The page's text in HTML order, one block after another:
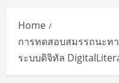
Home
การทดสอบสมรรถนะท
ระบบดิจิทัล